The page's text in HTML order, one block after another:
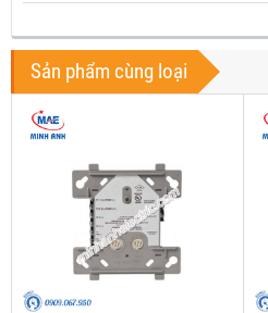
Sản phẩm cùng loại